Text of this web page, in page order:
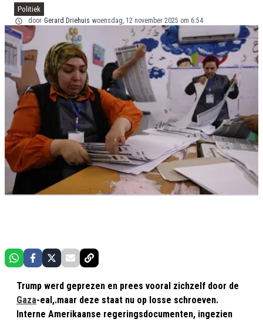
Politiek
door Gerard Driehuis woensdag, 12 november 2025 om 6:54
Trump werd geprezen en prees vooral zichzelf door de
Gaza-eal,.maar deze staat nu op losse schroeven.
Interne Amerikaanse regeringsdocumenten, ingezien